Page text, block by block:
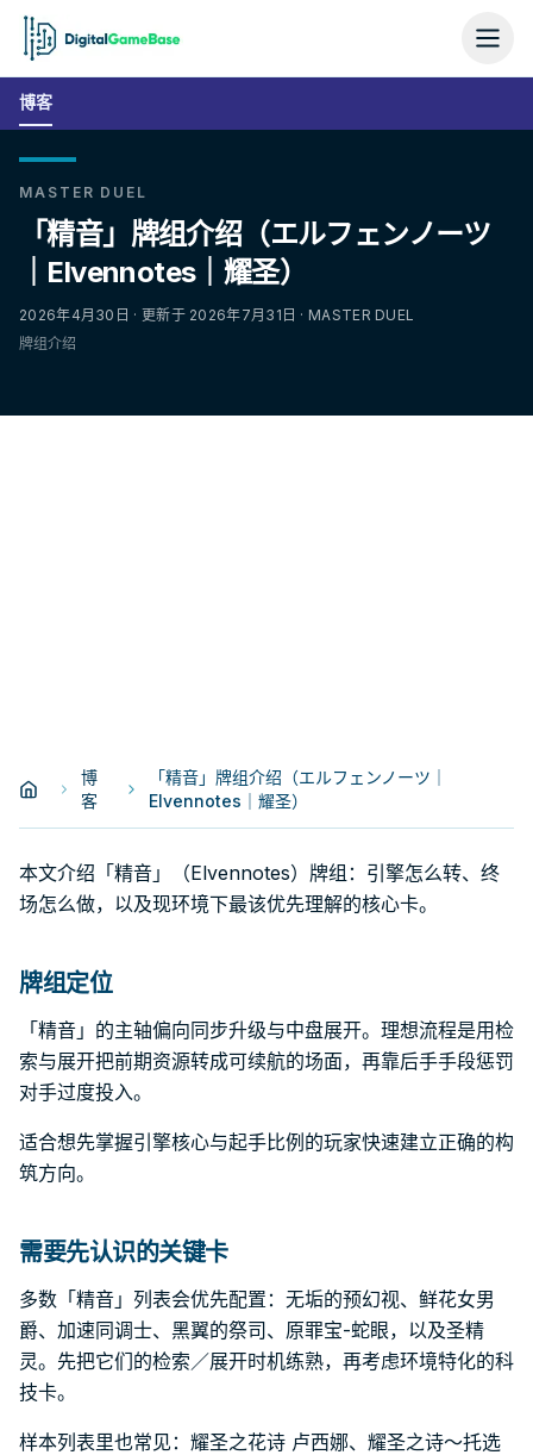
博客
MASTER DUEL
「精音」牌组介绍（エルフェンノーツ
｜Elvennotes｜耀圣）
2026年4月30日 · 更新于 2026年7月31日 · MASTER DUEL
牌组介绍
博
客
「精音」牌组介绍（エルフェンノーツ｜
Elvennotes｜耀圣）
本文介绍「精音」（Elvennotes）牌组：引擎怎么转、终
场怎么做，以及现环境下最该优先理解的核心卡。
牌组定位
「精音」的主轴偏向同步升级与中盘展开。理想流程是用检
索与展开把前期资源转成可续航的场面，再靠后手手段惩罚
对手过度投入。
适合想先掌握引擎核心与起手比例的玩家快速建立正确的构
筑方向。
需要先认识的关键卡
多数「精音」列表会优先配置：无垢的预幻视、鲜花女男
爵、加速同调士、黑翼的祭司、原罪宝-蛇眼，以及圣精
灵。先把它们的检索／展开时机练熟，再考虑环境特化的科
技卡。
样本列表里也常见：耀圣之花诗 卢西娜、耀圣之诗～托选